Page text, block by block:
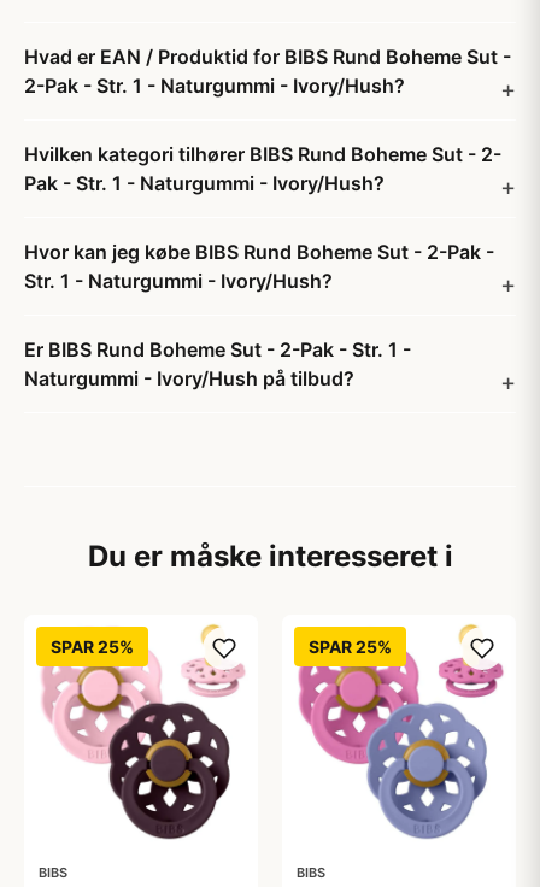
Hvad er EAN / Produktid for BIBS Rund Boheme Sut -
2-Pak - Str. 1 - Naturgummi - Ivory/Hush?
Hvilken kategori tilhører BIBS Rund Boheme Sut - 2-
Pak - Str. 1 - Naturgummi - Ivory/Hush?
Hvor kan jeg købe BIBS Rund Boheme Sut - 2-Pak -
Str. 1 - Naturgummi - Ivory/Hush?
Er BIBS Rund Boheme Sut - 2-Pak - Str. 1 -
Naturgummi - Ivory/Hush på tilbud?
Du er måske interesseret i
SPAR 25%
BIBS
SPAR 25%
BIBS